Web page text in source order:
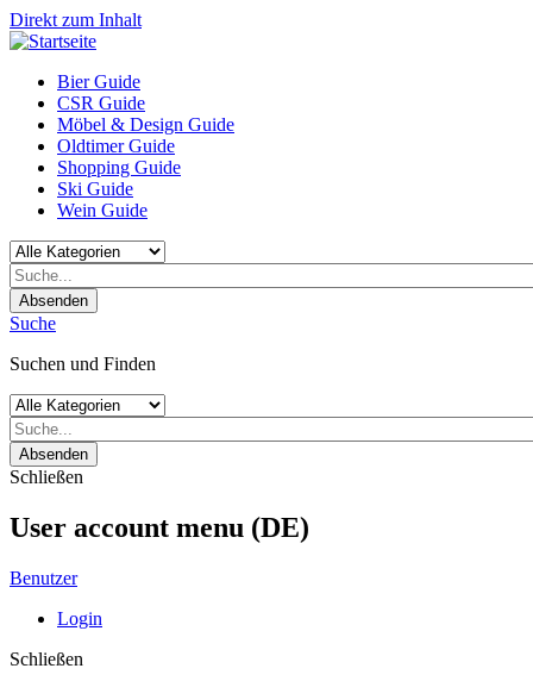
Direkt zum Inhalt
Bier Guide
CSR Guide
Möbel & Design Guide
Oldtimer Guide
Shopping Guide
Ski Guide
Wein Guide
Absenden
Suche
Suchen und Finden
Absenden
Schließen
User account menu (DE)
Benutzer
Login
Schließen